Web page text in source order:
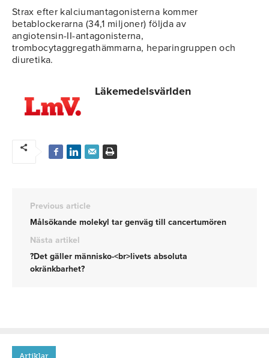
Strax efter kalciumantagonisterna kommer
betablockerarna (34,1 miljoner) följda av
angiotensin-II-antagonisterna,
trombocytaggregathämmarna, heparingruppen och
diuretika.
Läkemedelsvärlden
Previous article
Målsökande molekyl tar genväg till cancertumören
Nästa artikel
?Det gäller människo-<br>livets absoluta
okränkbarhet?
Artiklar